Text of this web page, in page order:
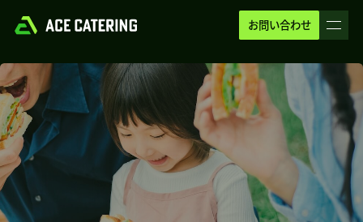
お問い合わせ